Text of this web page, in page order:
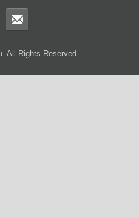
All Rights Reserved.